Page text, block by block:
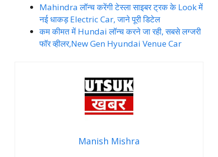
Mahindra लॉन्च करेंगी टेस्ला साइबर ट्रक के Look में
नई धाकड़ Electric Car, जाने पूरी डिटेल
कम कीमत में Hundai लॉन्च करने जा रही, सबसे लग्जरी
फॉर व्हीलर,New Gen Hyundai Venue Car
Manish Mishra